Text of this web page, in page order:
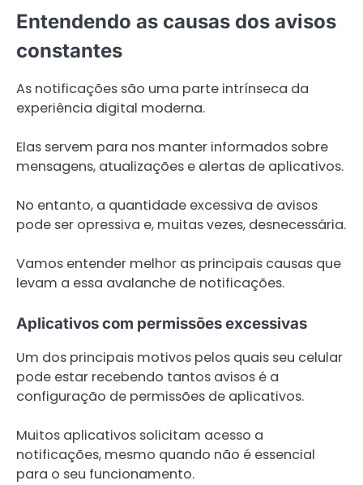
Entendendo as causas dos avisos
constantes
As notificações são uma parte intrínseca da
experiência digital moderna.
Elas servem para nos manter informados sobre
mensagens, atualizações e alertas de aplicativos.
No entanto, a quantidade excessiva de avisos
pode ser opressiva e, muitas vezes, desnecessária.
Vamos entender melhor as principais causas que
levam a essa avalanche de notificações.
Aplicativos com permissões excessivas
Um dos principais motivos pelos quais seu celular
pode estar recebendo tantos avisos é a
configuração de permissões de aplicativos.
Muitos aplicativos solicitam acesso a
notificações, mesmo quando não é essencial
para o seu funcionamento.